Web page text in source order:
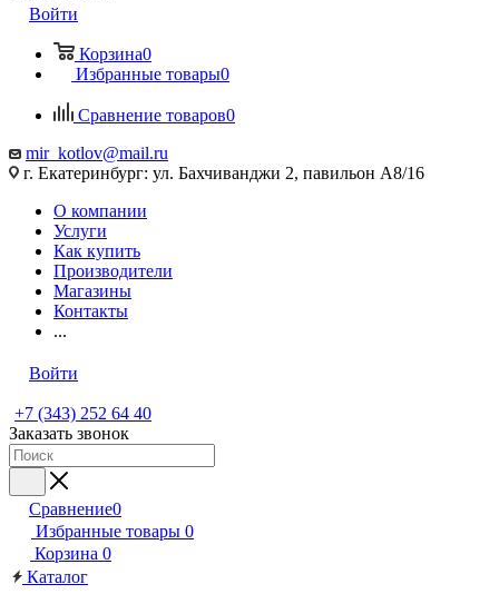
Войти
Корзина0
Избранные товары0
Сравнение товаров0
mir_kotlov@mail.ru
г. Екатеринбург: ул. Бахчиванджи 2, павильон А8/16
О компании
Услуги
Как купить
Производители
Магазины
Контакты
...
Войти
+7 (343) 252 64 40
Заказать звонок
Сравнение0
Избранные товары 0
Корзина 0
Каталог